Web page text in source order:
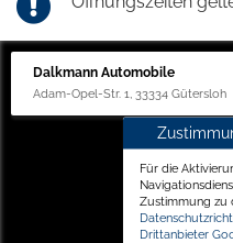
Dalkmann Automobile
Adam-Opel-Str. 1, 33334 Gütersloh
Für die
Zustimmung zu
Drittanbieter